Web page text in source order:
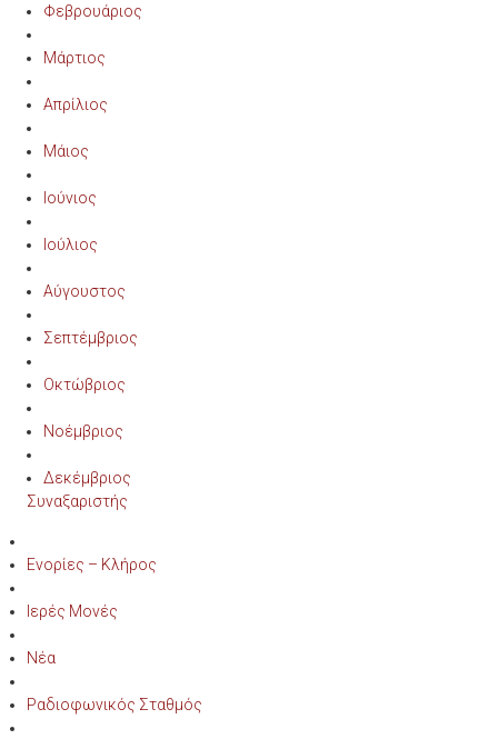
Φεβρουάριος
Μάρτιος
Απρίλιος
Μάιος
Ιούνιος
Ιούλιος
Αύγουστος
Σεπτέμβριος
Οκτώβριος
Νοέμβριος
Δεκέμβριος
Συναξαριστής
Ενορίες – Κλήρος
Ιερές Μονές
Νέα
Ραδιοφωνικός Σταθμός